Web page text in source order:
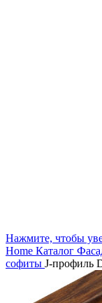
Нажмите, чтобы
Home Каталог
софиты J-профиль